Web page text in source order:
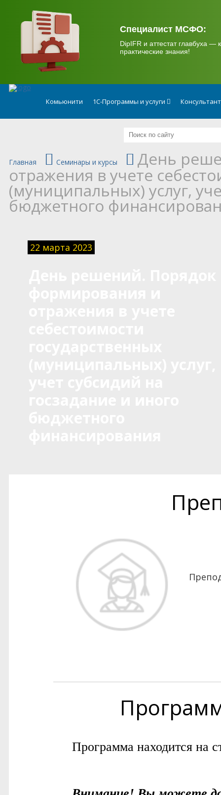
Специалист МСФО:
DipIFR и аттестат главбуха —
практические знания!
Комьюнити 1С-Программы и услуги
Главная Семинары и курсы День
отражения в учете
(муниципальных) услуг,
бюджетного
22 марта 2023